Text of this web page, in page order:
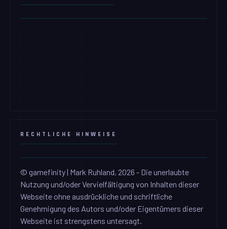
RECHTLICHE HINWEISE
© gamefinity | Mark Ruhland, 2026 - Die unerlaubte
Nutzung und/oder Vervielfältigung von Inhalten dieser
Webseite ohne ausdrückliche und schriftliche
Genehmigung des Autors und/oder Eigentümers dieser
Webseite ist strengstens untersagt.